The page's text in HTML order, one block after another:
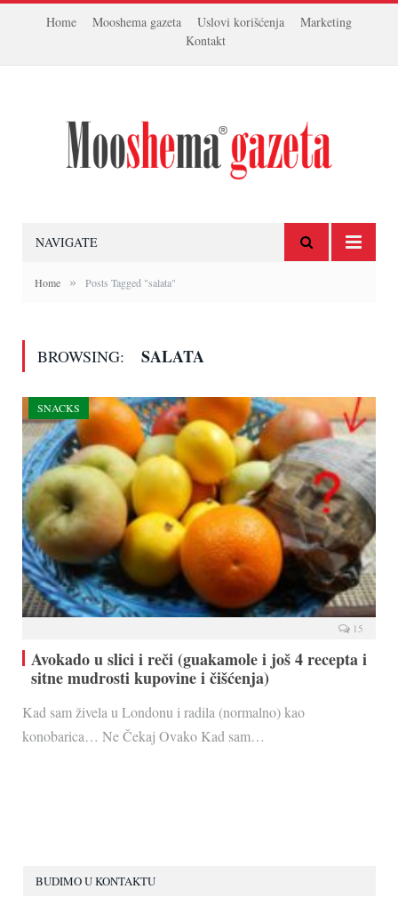
Home Mooshema gazeta Uslovi korišćenja
Marketing
Kontakt
NAVIGATE
Home » Posts Tagged "salata"
BROWSING: SALATA
SNACKS
15
Avokado u slici i reči (guakamole i još 4 recepta i
sitne mudrosti kupovine i čišćenja)
Kad sam živela u Londonu i radila (normalno) kao
konobarica… Ne Čekaj Ovako Kad sam…
BUDIMO U KONTAKTU